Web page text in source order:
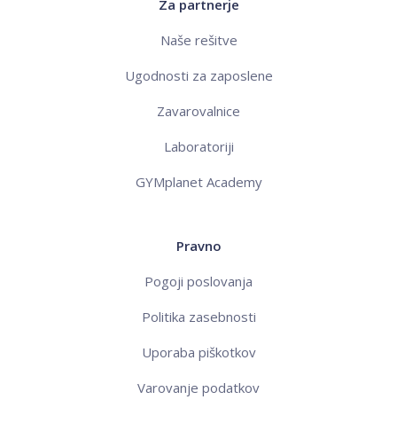
Za partnerje
Naše rešitve
Ugodnosti za zaposlene
Zavarovalnice
Laboratoriji
GYMplanet Academy
Pravno
Pogoji poslovanja
Politika zasebnosti
Uporaba piškotkov
Varovanje podatkov